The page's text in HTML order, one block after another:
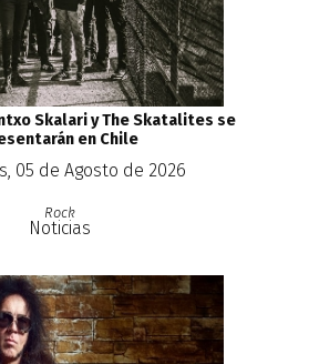
Skalari y The Skatalites se
en Chile
05 de Agosto de 2026
Rock
Noticias